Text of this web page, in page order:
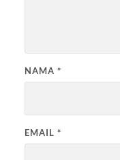
NAMA *
EMAIL *